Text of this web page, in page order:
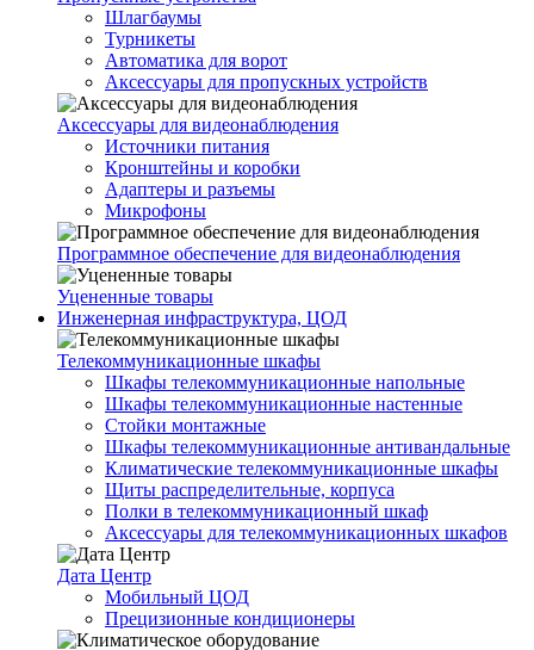
Шлагбаумы
Турникеты
Автоматика для ворот
Аксессуары для пропускных устройств
Аксессуары для видеонаблюдения
Источники питания
Кронштейны и коробки
Адаптеры и разъемы
Микрофоны
Программное обеспечение для видеонаблюдения
Уцененные товары
Инженерная инфраструктура, ЦОД
Телекоммуникационные шкафы
Шкафы телекоммуникационные напольные
Шкафы телекоммуникационные настенные
Стойки монтажные
Шкафы телекоммуникационные антивандальные
Климатические телекоммуникационные шкафы
Щиты распределительные, корпуса
Полки в телекоммуникационный шкаф
Аксессуары для телекоммуникационных шкафов
Дата Центр
Мобильный ЦОД
Прецизионные кондиционеры